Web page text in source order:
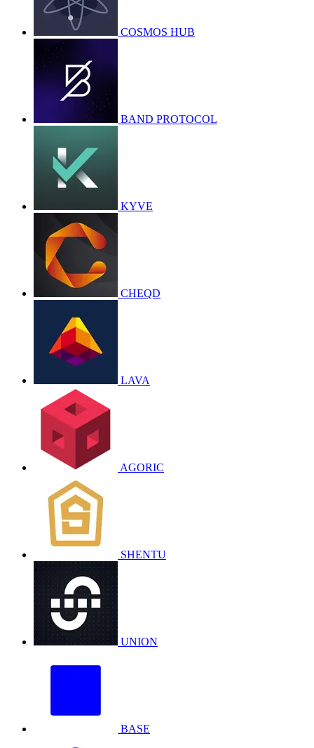
COSMOS HUB
BAND PROTOCOL
KYVE
CHEQD
LAVA
AGORIC
SHENTU
UNION
BASE